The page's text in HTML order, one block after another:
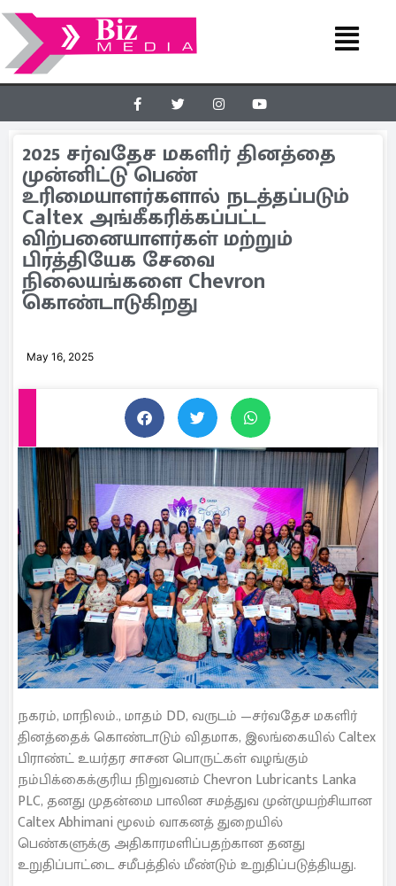
2025 சர்வதேச மகளிர் தினத்தை
முன்னிட்டு பெண்
உரிமையாளர்களால் நடத்தப்படும்
Caltex அங்கீகரிக்கப்பட்ட
விற்பனையாளர்கள் மற்றும்
பிரத்தியேக சேவை
நிலையங்களை Chevron
கொண்டாடுகிறது
May 16, 2025
நகரம், மாநிலம்., மாதம் DD, வருடம் —சர்வதேச மகளிர்
தினத்தைக் கொண்டாடும் விதமாக, இலங்கையில் Caltex
பிராண்ட் உயர்தர சாசன பொருட்கள் வழங்கும்
நம்பிக்கைக்குரிய நிறுவனம் Chevron Lubricants Lanka
PLC, தனது முதன்மை பாலின சமத்துவ முன்முயற்சியான
Caltex Abhimani மூலம் வாகனத் துறையில்
பெண்களுக்கு அதிகாரமளிப்பதற்கான தனது
உறுதிப்பாட்டை சமீபத்தில் மீண்டும் உறுதிப்படுத்தியது.